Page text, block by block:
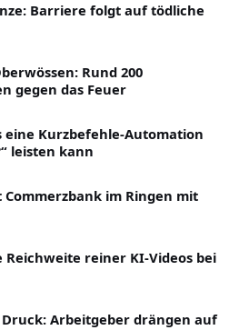
Barriere folgt auf tödliche
Rund 200
gegen das Feuer
eine Kurzbefehle-Automation
leisten kann
im Ringen mit
Reichweite reiner KI-Videos bei
Arbeitgeber drängen auf